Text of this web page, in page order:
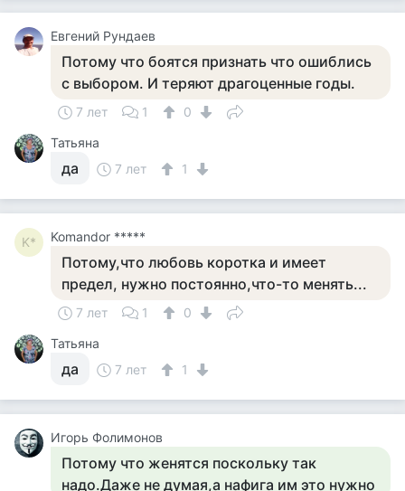
Евгений Рундаев
Потому что боятся признать что ошиблись
с выбором. И теряют драгоценные годы.
7 лет 1
0
Татьяна
да 7 лет 1
K* Komandor *****
Потому,что любовь коротка и имеет
предел, нужно постоянно,что-то менять...
7 лет 1
0
Татьяна
да 7 лет 1
Игорь Фолимонов
Потому что женятся поскольку так
надо.Даже не думая,а нафига им это нужно